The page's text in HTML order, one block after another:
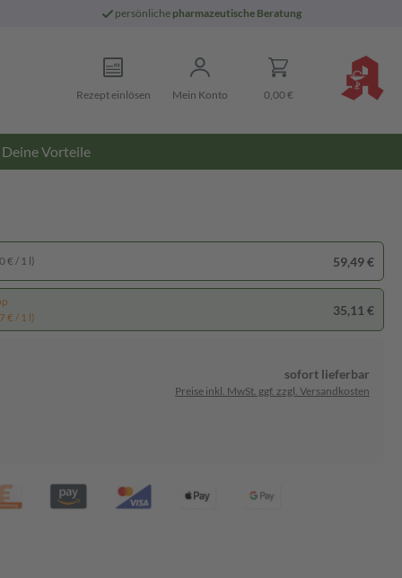
persönliche pharmazeutische Beratung
Rezept einlösen Mein Konto 0,00 €
Deine Vorteile
€ / 1 l) 59,49 €
€ / 1 l)
35,11 €
sofort lieferbar
Preise inkl. MwSt. ggf. zzgl. Versandkosten